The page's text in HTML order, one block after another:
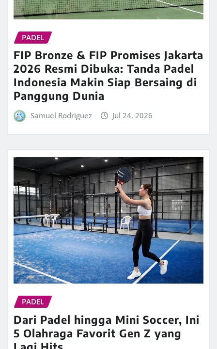
PADEL
FIP Bronze & FIP Promises Jakarta
2026 Resmi Dibuka: Tanda Padel
Indonesia Makin Siap Bersaing di
Panggung Dunia
Samuel Rodriguez Jul 24, 2026
PADEL
Dari Padel hingga Mini Soccer, Ini
5 Olahraga Favorit Gen Z yang